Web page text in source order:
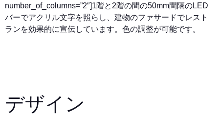
number_of_columns=”2″]1階と2階の間の50mm間隔のLED
バーでアクリル文字を照らし、建物のファサードでレスト
ランを効果的に宣伝しています。色の調整が可能です。
デザイン